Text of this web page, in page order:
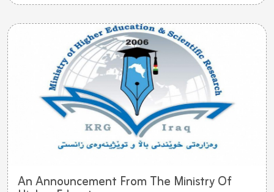
An Announcement From The Ministry Of